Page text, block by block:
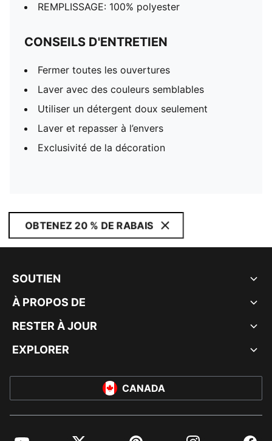
REMPLISSAGE: 100% polyester
CONSEILS D'ENTRETIEN
Fermer toutes les ouvertures
Laver avec des couleurs semblables
Utiliser un détergent doux seulement
Laver et repasser à l’envers
Exclusivité de la décoration
OBTENEZ 20 % DE RABAIS
SOUTIEN
À PROPOS DE
RESTER À JOUR
EXPLORER
CANADA